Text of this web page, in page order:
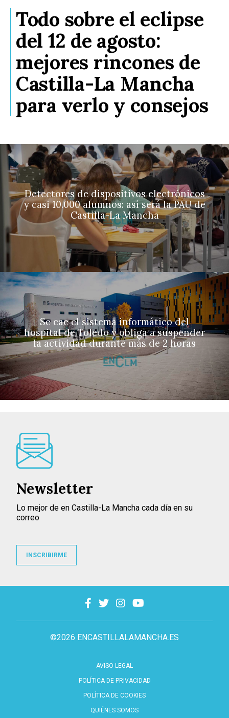
Todo sobre el eclipse
del 12 de agosto:
mejores rincones de
Castilla-La Mancha
para verlo y consejos
Detectores de dispositivos electrónicos
y casi 10.000 alumnos: así será la PAU de
Castilla-La Mancha
Se cae el sistema informático del
hospital de Toledo y obliga a suspender
la actividad durante más de 2 horas
©2026 ENCASTILLALAMANCHA.ES
AVISO LEGAL
POLÍTICA DE PRIVACIDAD
POLÍTICA DE COOKIES
QUIÉNES SOMOS
Newsletter
Lo mejor de en Castilla-La Mancha cada día en su
correo
INSCRIBIRME